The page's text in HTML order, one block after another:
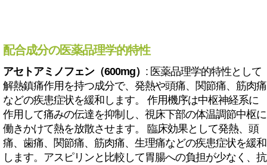
配合成分の医薬品理学的特性
アセトアミノフェン（600mg） : 医薬品理学的特性として
解熱鎮痛作用を持つ成分で、発熱や頭痛、関節痛、筋肉痛
などの疾患症状を緩和します。 作用機序は中枢神経系に
作用して痛みの伝達を抑制し、視床下部の体温調節中枢に
働きかけて熱を放散させます。 臨床効果として発熱、頭
痛、歯痛、関節痛、筋肉痛、生理痛などの疾患症状を緩和
します。アスピリンと比較して胃腸への負担が少なく、抗